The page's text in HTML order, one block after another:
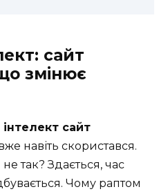
сайт
змінює
сайт
навіть скористався.
так? Здається, час
Чому раптом